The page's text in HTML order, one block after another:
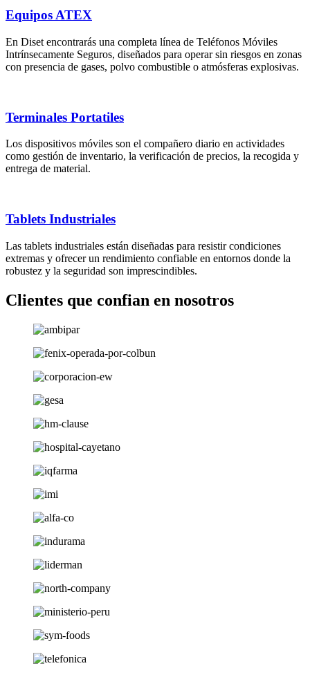
Equipos ATEX
En Diset encontrarás una completa línea de Teléfonos Móviles
Intrínsecamente Seguros, diseñados para operar sin riesgos en zonas
con presencia de gases, polvo combustible o atmósferas explosivas.
Terminales Portatiles
Los dispositivos móviles son el compañero diario en actividades
como gestión de inventario, la verificación de precios, la recogida y
entrega de material.
Tablets Industriales
Las tablets industriales están diseñadas para resistir condiciones
extremas y ofrecer un rendimiento confiable en entornos donde la
robustez y la seguridad son imprescindibles.
Clientes que confian en nosotros